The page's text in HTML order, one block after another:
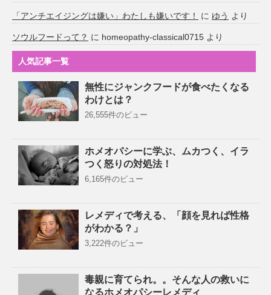
「アンチエイジングは嫌い」わたしも嫌いです！ に ゆう より
ソウルフードって？ に homeopathy-classical0715 より
人気記事一覧
無性にジャンクフードが食べたくなる
わけとは？
26,555件のビュー
ホメオパシーに学ぶ、ムカつく、イラ
つく怒りの対処法！
6,165件のビュー
レメディで考える、「顔を見れば性格
がわかる？」
3,222件のビュー
毒親に育てられ。。そんな人の救いに
なるホメオパシーレメディ